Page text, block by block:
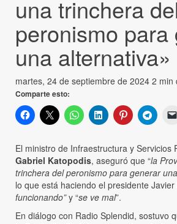
una trinchera
peronismo para
una alternativa»
martes, 24 de septiembre de 2024 2 min
Comparte esto:
El ministro de Infraestructura y Servicios
Gabriel Katopodis, aseguró que “la
trinchera del peronismo para generar
lo que está haciendo el presidente Javier
funcionando”y “se ve mal”.
En diálogo con Radio Splendid, sostuvo